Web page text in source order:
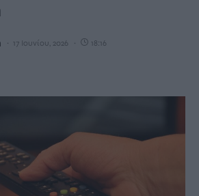
17 Ιουνίου, 2026 18:16